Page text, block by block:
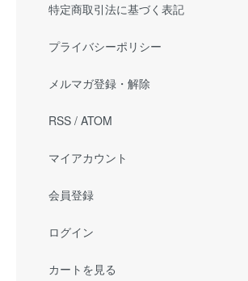
特定商取引法に基づく表記
プライバシーポリシー
メルマガ登録・解除
RSS / ATOM
マイアカウント
会員登録
ログイン
カートを見る